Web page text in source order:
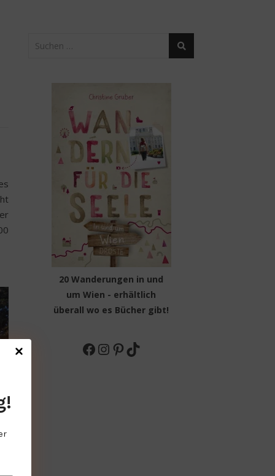
20 Wanderungen in und
um Wien - erhältlich
überall wo es Bücher gibt!
Facebook
Instagram
Pinterest
TikTok